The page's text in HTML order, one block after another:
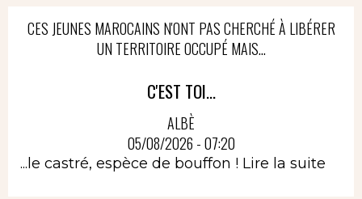
CES JEUNES MAROCAINS N'ONT PAS CHERCHÉ À LIBÉRER
UN TERRITOIRE OCCUPÉ MAIS...
C'EST TOI...
ALBÈ
05/08/2026 - 07:20
...le castré, espèce de bouffon ! Lire la suite